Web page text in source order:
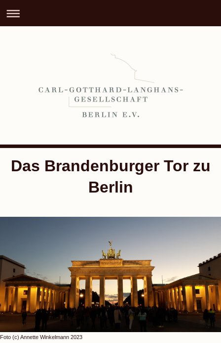
Das Brandenburger Tor zu
Berlin
Foto (c) Annette Winkelmann 2023